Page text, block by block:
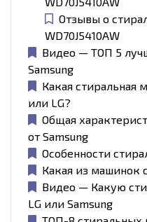
Отзывы о
WD70J5410AW
Видео — ТОП 5
Samsung
Какая стиральная
или LG?
Общая
от Samsung
Особенности
Какая из машинок
Видео — Какую
LG или Samsung